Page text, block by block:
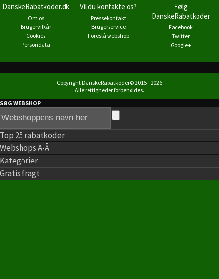
DanskeRabatkoder.dk
Om os
Brugervilkår
Cookies
Persondata
Vil du kontakte os?
Pressekontakt
Brugerservice
Foreslå webshop
Følg
DanskeRabatkoder
Facebook
Twitter
Google+
Copyright DanskeRabatkoder© 2015 - 2026
Alle rettigheder forbeholdes.
SØG WEBSHOP
Top 25 rabatkoder
Webshops A-Å
Kategorier
Gratis fragt